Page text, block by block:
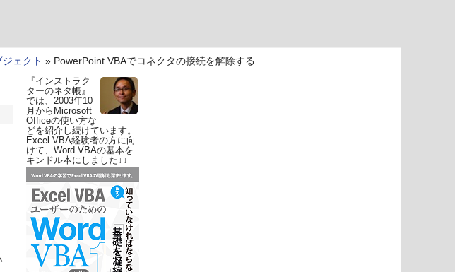
ェクト » PowerPoint VBAでコネクタの接続を解除する
『インストラク
ターのネタ帳』
では、2003年10
月からMicrosoft
Officeの使い方な
どを紹介し続けています。
Excel VBA経験者の方に向
けて、Word VBAの基本を
キンドル本にしました↓↓